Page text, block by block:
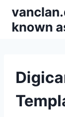
Inhalt
springen
known